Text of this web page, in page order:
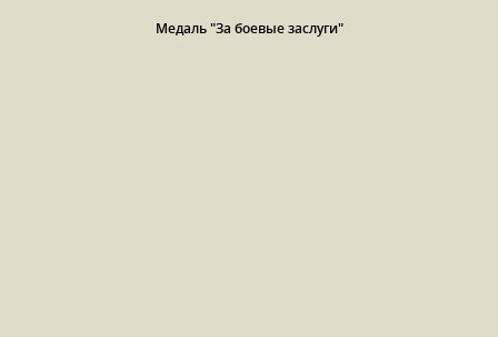
Медаль "За боевые заслуги"